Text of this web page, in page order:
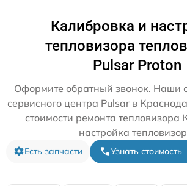
Калибровка и
тепловизора
Pulsar Proton
Оформите обратный звонок. Наши
сервисного центра Pulsar в
стоимости ремонта тепловизора
настройка
Есть запчасти Узнать стоимость